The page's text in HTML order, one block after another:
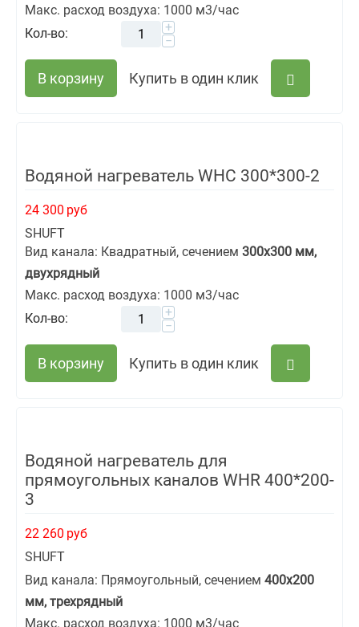
Макс. расход воздуха: 1000 м3/час
Кол-во:
+
−
В корзину Купить в один клик
Водяной нагреватель WHC 300*300-2
24 300 руб
SHUFT
Вид канала: Квадратный, сечением 300х300 мм,
двухрядный
Макс. расход воздуха: 1000 м3/час
Кол-во:
+
−
В корзину Купить в один клик
Водяной нагреватель для
прямоугольных каналов WHR 400*200-
3
22 260 руб
SHUFT
Вид канала: Прямоугольный, сечением 400х200
мм, трехрядный
Макс. расход воздуха: 1000 м3/час